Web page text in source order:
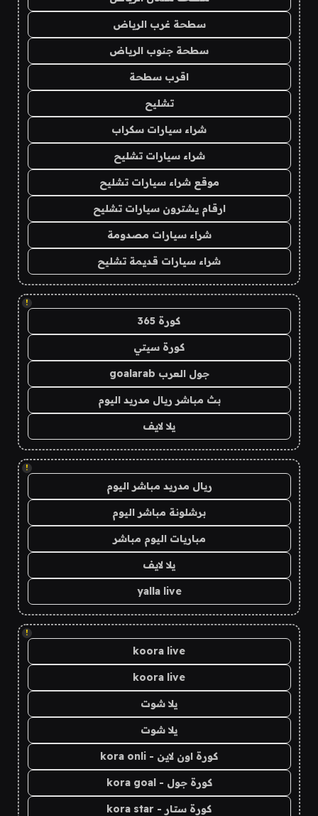
سطحة غرب الرياض
سطحة جنوب الرياض
اقرب سطحة
تشليح
شراء سيارات سكراب
شراء سيارات تشليح
موقع شراء سيارات تشليح
ارقام يشترون سيارات تشليح
شراء سيارات مصدومة
شراء سيارات قديمة تشليح
!
كورة 365
كورة سيتي
جول العرب goalarab
بث مباشر ريال مدريد اليوم
يلا لايف
!
ريال مدريد مباشر اليوم
برشلونة مباشر اليوم
مباريات اليوم مباشر
يلا لايف
yalla live
!
koora live
koora live
يلا شوت
يلا شوت
كورة اون لاين - kora onli
كورة جول - kora goal
كورة ستار - kora star